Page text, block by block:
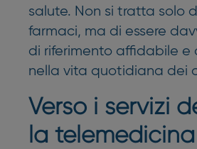
salute. Non si tratta solo
farmaci, ma di essere
di riferimento affidabile e
nella vita quotidiana dei
Verso i servizi
la telemedicina